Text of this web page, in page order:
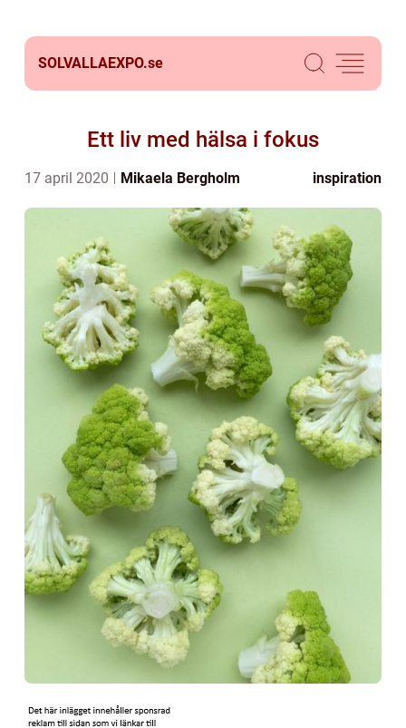
SOLVALLAEXPO.se
Ett liv med hälsa i fokus
17 april 2020 Mikaela Bergholm inspiration